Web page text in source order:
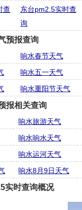
查
东台pm2.5实时查
询
预报查询
响水春节天气
响水五一天气
响水重阳节天气
报相关查询
响水旅游天气
响水响水天气
响水运河天气
响水8月9日天气
实时查询概况